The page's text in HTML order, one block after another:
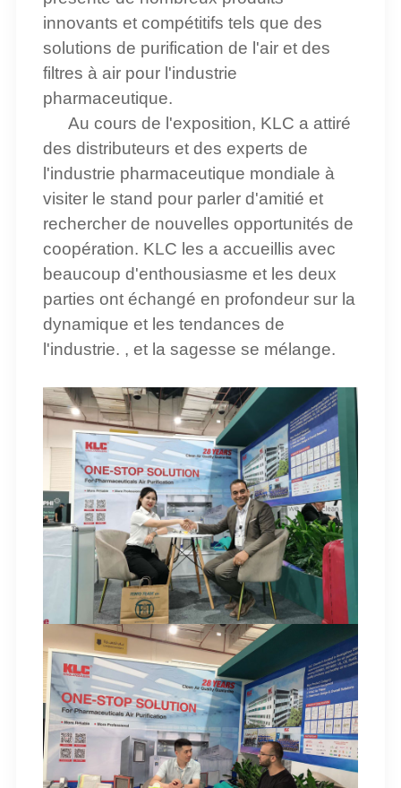
innovants et compétitifs tels que des
solutions de purification de l'air et des
filtres à air pour l'industrie
pharmaceutique.
Au cours de l'exposition, KLC a attiré
des distributeurs et des experts de
l'industrie pharmaceutique mondiale à
visiter le stand pour parler d'amitié et
rechercher de nouvelles opportunités de
coopération. KLC les a accueillis avec
beaucoup d'enthousiasme et les deux
parties ont échangé en profondeur sur la
dynamique et les tendances de
l'industrie. , et la sagesse se mélange.